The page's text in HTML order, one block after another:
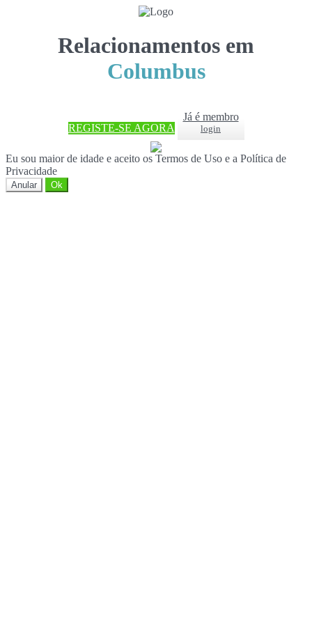
Relacionamentos em
Columbus
REGISTE-SE AGORA
Já é membro
login
Eu sou maior de idade e aceito os Termos de Uso e a Política de
Privacidade
Anular Ok